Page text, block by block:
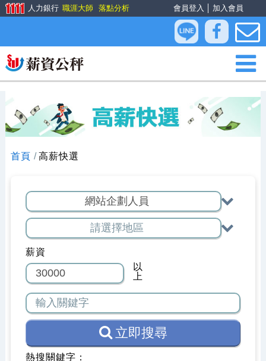
會員登入 加入會員
人力銀行 職涯大師 落點分析
首頁 高薪快選
薪資
以
上
立即搜尋
熱搜關鍵字：